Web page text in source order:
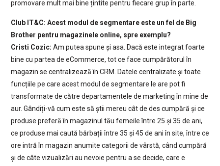
promovare mult mai bine țintite pentru fiecare grup în parte.
Club IT&C: Acest modul de segmentare este un fel de Big
Brother pentru magazinele online, spre exemplu?
Cristi Cozic: Am putea spune și asa. Dacă este integrat foarte
bine cu partea de eCommerce, tot ce face cumpărătorul în
magazin se centralizează în CRM. Datele centralizate și toate
funcțiile pe care acest modul de segmentare le are pot fi
transformate de către departamentele de marketing în mine de
aur. Gândiți-vă cum este să știi mereu cât de des cumpără și ce
produse preferă în magazinul tău femeile între 25 și 35 de ani,
ce produse mai caută bărbații între 35 și 45 de ani în site, între ce
ore intră în magazin anumite categorii de vârstă, când cumpără
și de câte vizualizări au nevoie pentru a se decide, care e